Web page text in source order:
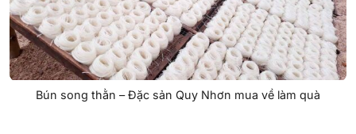
Bún song thằn – Đặc sản Quy Nhơn mua về làm quà